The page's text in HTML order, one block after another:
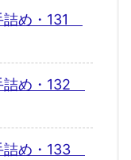
め・131
詰め・132
詰め・133